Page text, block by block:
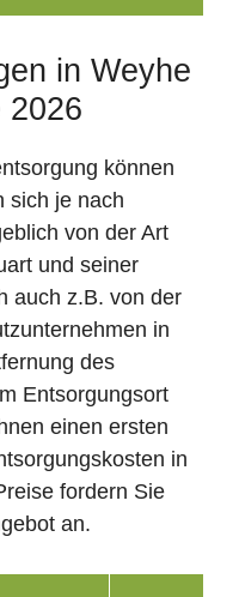
in Weyhe
2026
können
sich je nach
von der Art
und seiner
auch z.B. von der
in
des
Entsorgungsort
einen ersten
in
fordern Sie
an.